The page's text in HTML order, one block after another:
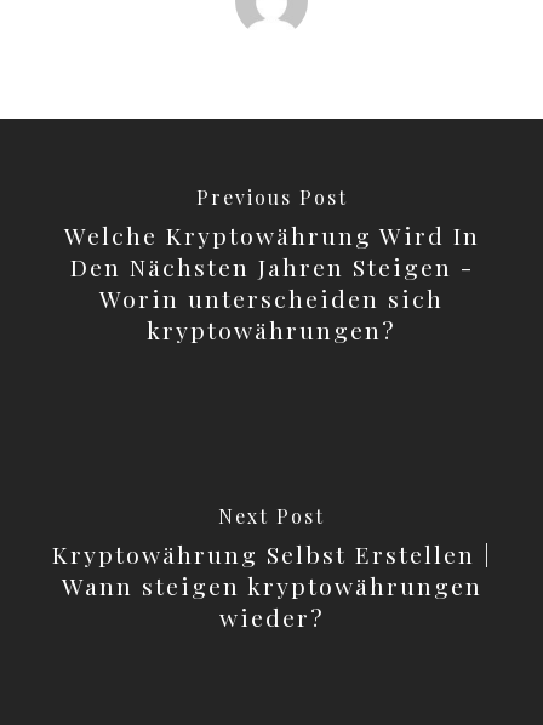
Previous Post
Welche Kryptowährung Wird In
Den Nächsten Jahren Steigen -
Worin unterscheiden sich
kryptowährungen?
Next Post
Kryptowährung Selbst Erstellen |
Wann steigen kryptowährungen
wieder?